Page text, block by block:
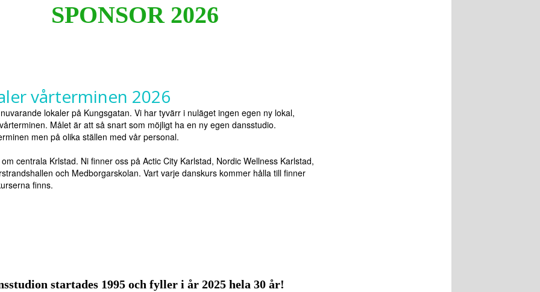
SPONSOR 2026
vårterminen 2026
lokaler på Kungsgatan. Vi har tyvärr i nuläget ingen egen ny lokal,
Målet är att så snart som möjligt ha en ny egen dansstudio.
men på olika ställen med vår personal.
centrala Krlstad. Ni finner oss på Actic City Karlstad, Nordic Wellness Karlstad,
och Medborgarskolan. Vart varje danskurs kommer hålla till finner
finns.
startades 1995 och fyller i år 2025 hela 30 år!